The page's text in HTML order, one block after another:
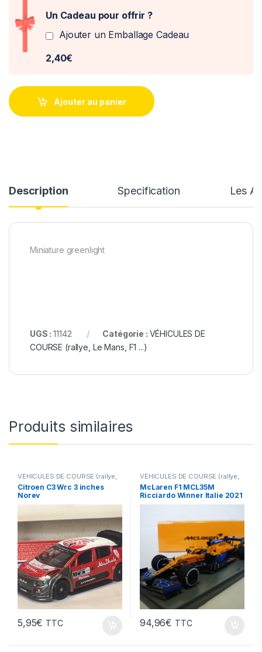
Un Cadeau pour offrir ?
Ajouter un Emballage Cadeau
2,40€
Ajouter au panier
Description Specification Les
Miniature greenlight
UGS :11142 Catégorie : VÉHICULES DE
COURSE (rallye, Le Mans, F1 ...)
Produits similaires
VÉHICULES DE COURSE (rallye,
Le Mans, F1 ...), VÉHICULES
FRANÇAIS (voitures,camions...)
Citroen C3 Wrc 3 inches
Norev
5,95€ TTC
VÉHICULES DE COURSE (rallye,
Le Mans, F1 ...)
McLaren F1 MCL35M
Ricciardo Winner Italie 2021
Spark 1/43°
94,96€ TTC